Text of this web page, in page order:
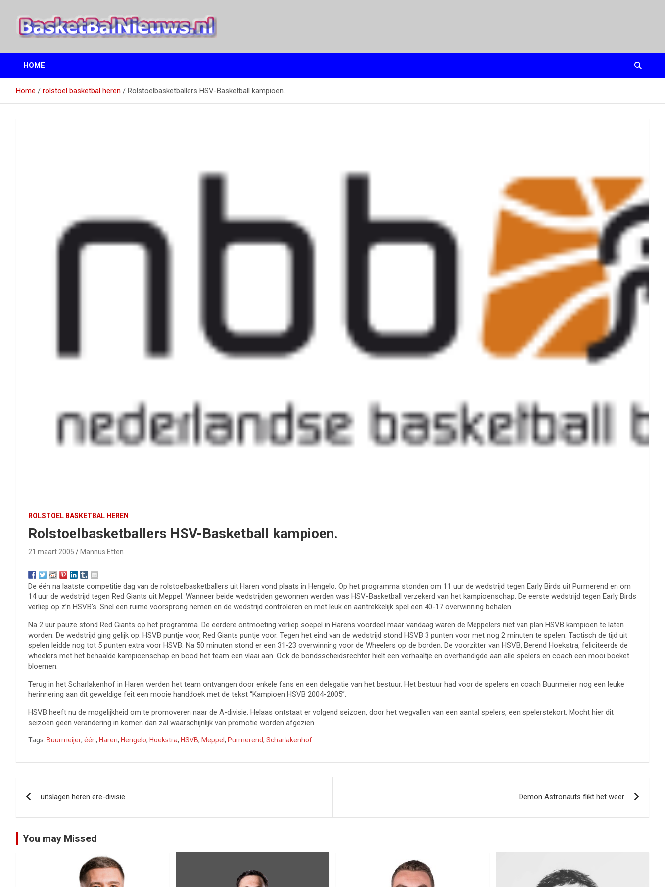
inhoud
BasketBalNieuws.nl
Etten
HOME
Home rolstoel basketbal heren Rolstoelbasketballers HSV-Basketball kampioen.
ROLSTOEL BASKETBAL HEREN
Rolstoelbasketballers HSV-Basketball kampioen.
21 maart 2005 Mannus Etten
De één na laatste competitie dag van de rolstoelbasketballers uit Haren vond plaats in Hengelo. Op het programma stonden om 11 uur de wedstrijd tegen Early Birds uit Purmerend en om
14 uur de wedstrijd tegen Red Giants uit Meppel. Wanneer beide wedstrijden gewonnen werden was HSV-Basketball verzekerd van het kampioenschap. De eerste wedstrijd tegen Early Birds
verliep op z’n HSVB’s. Snel een ruime voorsprong nemen en de wedstrijd controleren en met leuk en aantrekkelijk spel een 40-17 overwinning behalen.
Na 2 uur pauze stond Red Giants op het programma. De eerdere ontmoeting verliep soepel in Harens voordeel maar vandaag waren de Meppelers niet van plan HSVB kampioen te laten
worden. De wedstrijd ging gelijk op. HSVB puntje voor, Red Giants puntje voor. Tegen het eind van de wedstrijd stond HSVB 3 punten voor met nog 2 minuten te spelen. Tactisch de tijd uit
spelen leidde nog tot 5 punten extra voor HSVB. Na 50 minuten stond er een 31-23 overwinning voor de Wheelers op de borden. De voorzitter van HSVB, Berend Hoekstra, feliciteerde de
wheelers met het behaalde kampioenschap en bood het team een vlaai aan. Ook de bondsscheidsrechter hielt een verhaaltje en overhandigde aan alle spelers en coach een mooi boeket
bloemen.
Terug in het Scharlakenhof in Haren werden het team ontvangen door enkele fans en een delegatie van het bestuur. Het bestuur had voor de spelers en coach Buurmeijer nog een leuke
herinnering aan dit geweldige feit een mooie handdoek met de tekst “Kampioen HSVB 2004-2005”.
HSVB heeft nu de mogelijkheid om te promoveren naar de A-divisie. Helaas ontstaat er volgend seizoen, door het wegvallen van een aantal spelers, een spelerstekort. Mocht hier dit
seizoen geen verandering in komen dan zal waarschijnlijk van promotie worden afgezien.
Tags: Buurmeijer, één, Haren, Hengelo, Hoekstra, HSVB, Meppel , Purmerend, Scharlakenhof
navigatie
uitslagen heren ere-divisie Demon Astronauts flikt het weer
You may Missed